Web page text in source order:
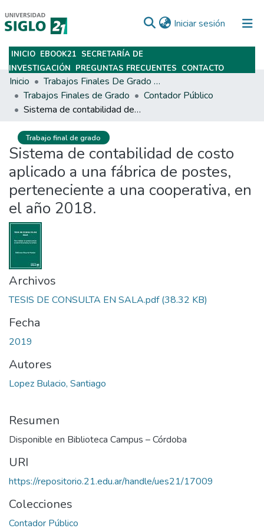
Iniciar sesión (current)
Subir
INICIO EBOOK21 SECRETARÍA DE
INVESTIGACIÓN PREGUNTAS FRECUENTES CONTACTO
Inicio
Trabajos Finales De Grado Y Posgrado
Trabajos Finales de Grado
Contador Público
Sistema de contabilidad de costo aplicado a una fábrica de postes, perteneciente a una cooperativa, en el año 2018.
Trabajo final de grado
Sistema de contabilidad de costo
aplicado a una fábrica de postes,
perteneciente a una cooperativa, en
el año 2018.
Archivos
TESIS DE CONSULTA EN SALA.pdf(38.32 KB)
Fecha
2019
Autores
Lopez Bulacio, Santiago
Resumen
Disponible en Biblioteca Campus – Córdoba
URI
https://repositorio.21.edu.ar/handle/ues21/17009
Colecciones
Contador Público